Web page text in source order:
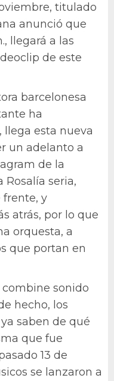
titulado
anunció que
llegará a las
de este
barcelonesa
ha
esta nueva
un adelanto a
de la
Rosalía seria,
frente, y
atrás, por lo que
orquesta, a
que portan en
sonido
hecho, los
saben de qué
que fue
13 de
se lanzaron a